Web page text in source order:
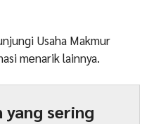
Usaha Makmur
menarik lainnya.
yang sering